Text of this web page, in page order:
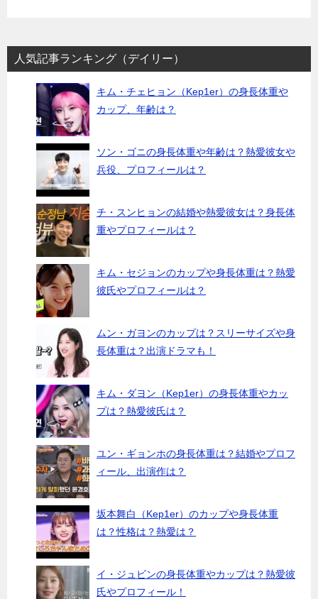
人気記事ランキング（デイリー）
キム・チェヒョン（Kep1er）の身長体重や
カップ、年齢は？
ソン・ゴニの身長体重や年齢は？熱愛彼女や
兵役、プロフィールは？
チ・スンヒョンの結婚や熱愛彼女は？身長体
重やプロフィールは？
キム・セジョンのカップや身長体重は？熱愛
彼氏やプロフィールは？
ムン・ガヨンのカップは？スリーサイズや身
長体重は？出演ドラマも！
キム・ダヨン（Kep1er）の身長体重やカッ
プは？熱愛彼氏は？
ユン・ギョンホの身長体重は？結婚やプロフ
ィール、出演作は？
坂本舞白（Kep1er）のカップや身長体重
は？性格は？熱愛は？
イ・ジュビンの身長体重やカップは？熱愛彼
氏やプロフィール！